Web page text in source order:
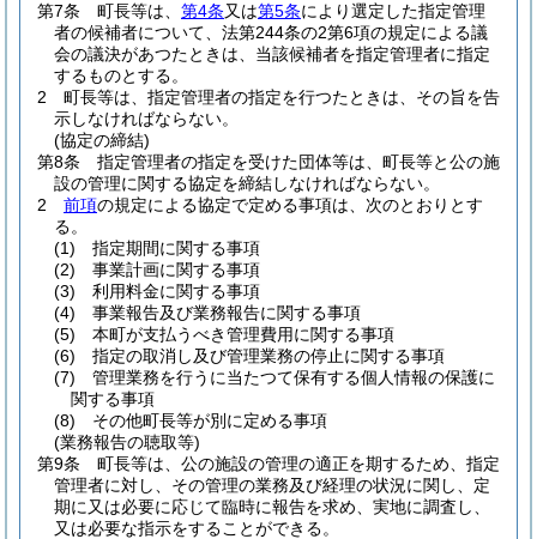
第7条
町長等は、 第4条又は第5条により選定した指定管理
者の候補者について、法第244条の2第6項の規定による議
会の議決があつたときは、当該候補者を指定管理者に指定
するものとする。
2
町長等は、指定管理者の指定を行つたときは、その旨を告
示しなければならない。
(協定の締結)
第8条
指定管理者の指定を受けた団体等は、町長等と公の施
設の管理に関する協定を締結しなければならない。
2
前項の規定による協定で定める事項は、次のとおりとす
る。
(1)
指定期間に関する事項
(2)
事業計画に関する事項
(3)
利用料金に関する事項
(4)
事業報告及び業務報告に関する事項
(5)
本町が支払うべき管理費用に関する事項
(6)
指定の取消し及び管理業務の停止に関する事項
(7)
管理業務を行うに当たつて保有する個人情報の保護に
関する事項
(8)
その他町長等が別に定める事項
(業務報告の聴取等)
第9条
町長等は、公の施設の管理の適正を期するため、指定
管理者に対し、その管理の業務及び経理の状況に関し、定
期に又は必要に応じて臨時に報告を求め、実地に調査し、
又は必要な指示をすることができる。